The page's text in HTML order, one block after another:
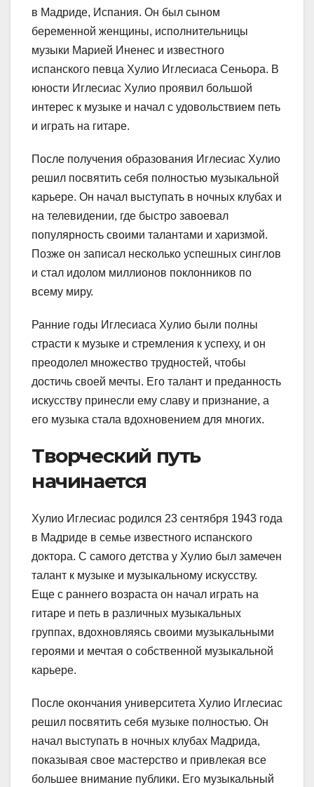
в Мадриде, Испания. Он был сыном
беременной женщины, исполнительницы
музыки Марией Иненес и известного
испанского певца Хулио Иглесиаса Сеньора. В
юности Иглесиас Хулио проявил большой
интерес к музыке и начал с удовольствием петь
и играть на гитаре.
После получения образования Иглесиас Хулио
решил посвятить себя полностью музыкальной
карьере. Он начал выступать в ночных клубах и
на телевидении, где быстро завоевал
популярность своими талантами и харизмой.
Позже он записал несколько успешных синглов
и стал идолом миллионов поклонников по
всему миру.
Ранние годы Иглесиаса Хулио были полны
страсти к музыке и стремления к успеху, и он
преодолел множество трудностей, чтобы
достичь своей мечты. Его талант и преданность
искусству принесли ему славу и признание, а
его музыка стала вдохновением для многих.
Творческий путь
начинается
Хулио Иглесиас родился 23 сентября 1943 года
в Мадриде в семье известного испанского
доктора. С самого детства у Хулио был замечен
талант к музыке и музыкальному искусству.
Еще с раннего возраста он начал играть на
гитаре и петь в различных музыкальных
группах, вдохновляясь своими музыкальными
героями и мечтая о собственной музыкальной
карьере.
После окончания университета Хулио Иглесиас
решил посвятить себя музыке полностью. Он
начал выступать в ночных клубах Мадрида,
показывая свое мастерство и привлекая все
большее внимание публики. Его музыкальный